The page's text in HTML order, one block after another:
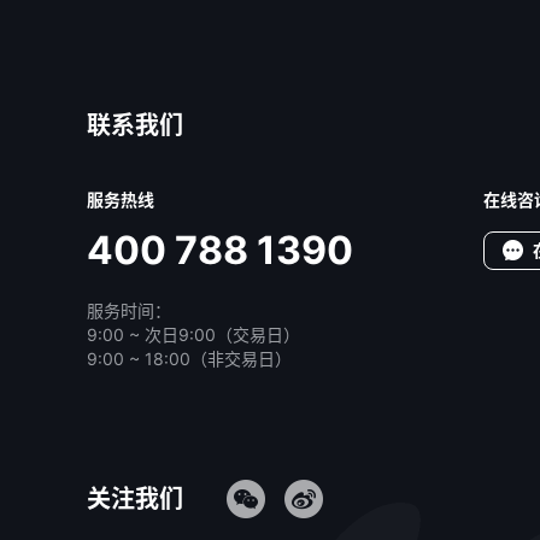
联系我们
服务热线
400 788 1390
服务时间：
9:00 ~ 次日9:00（交易日）
9:00 ~ 18:00（非交易日）
在线咨
关注我们